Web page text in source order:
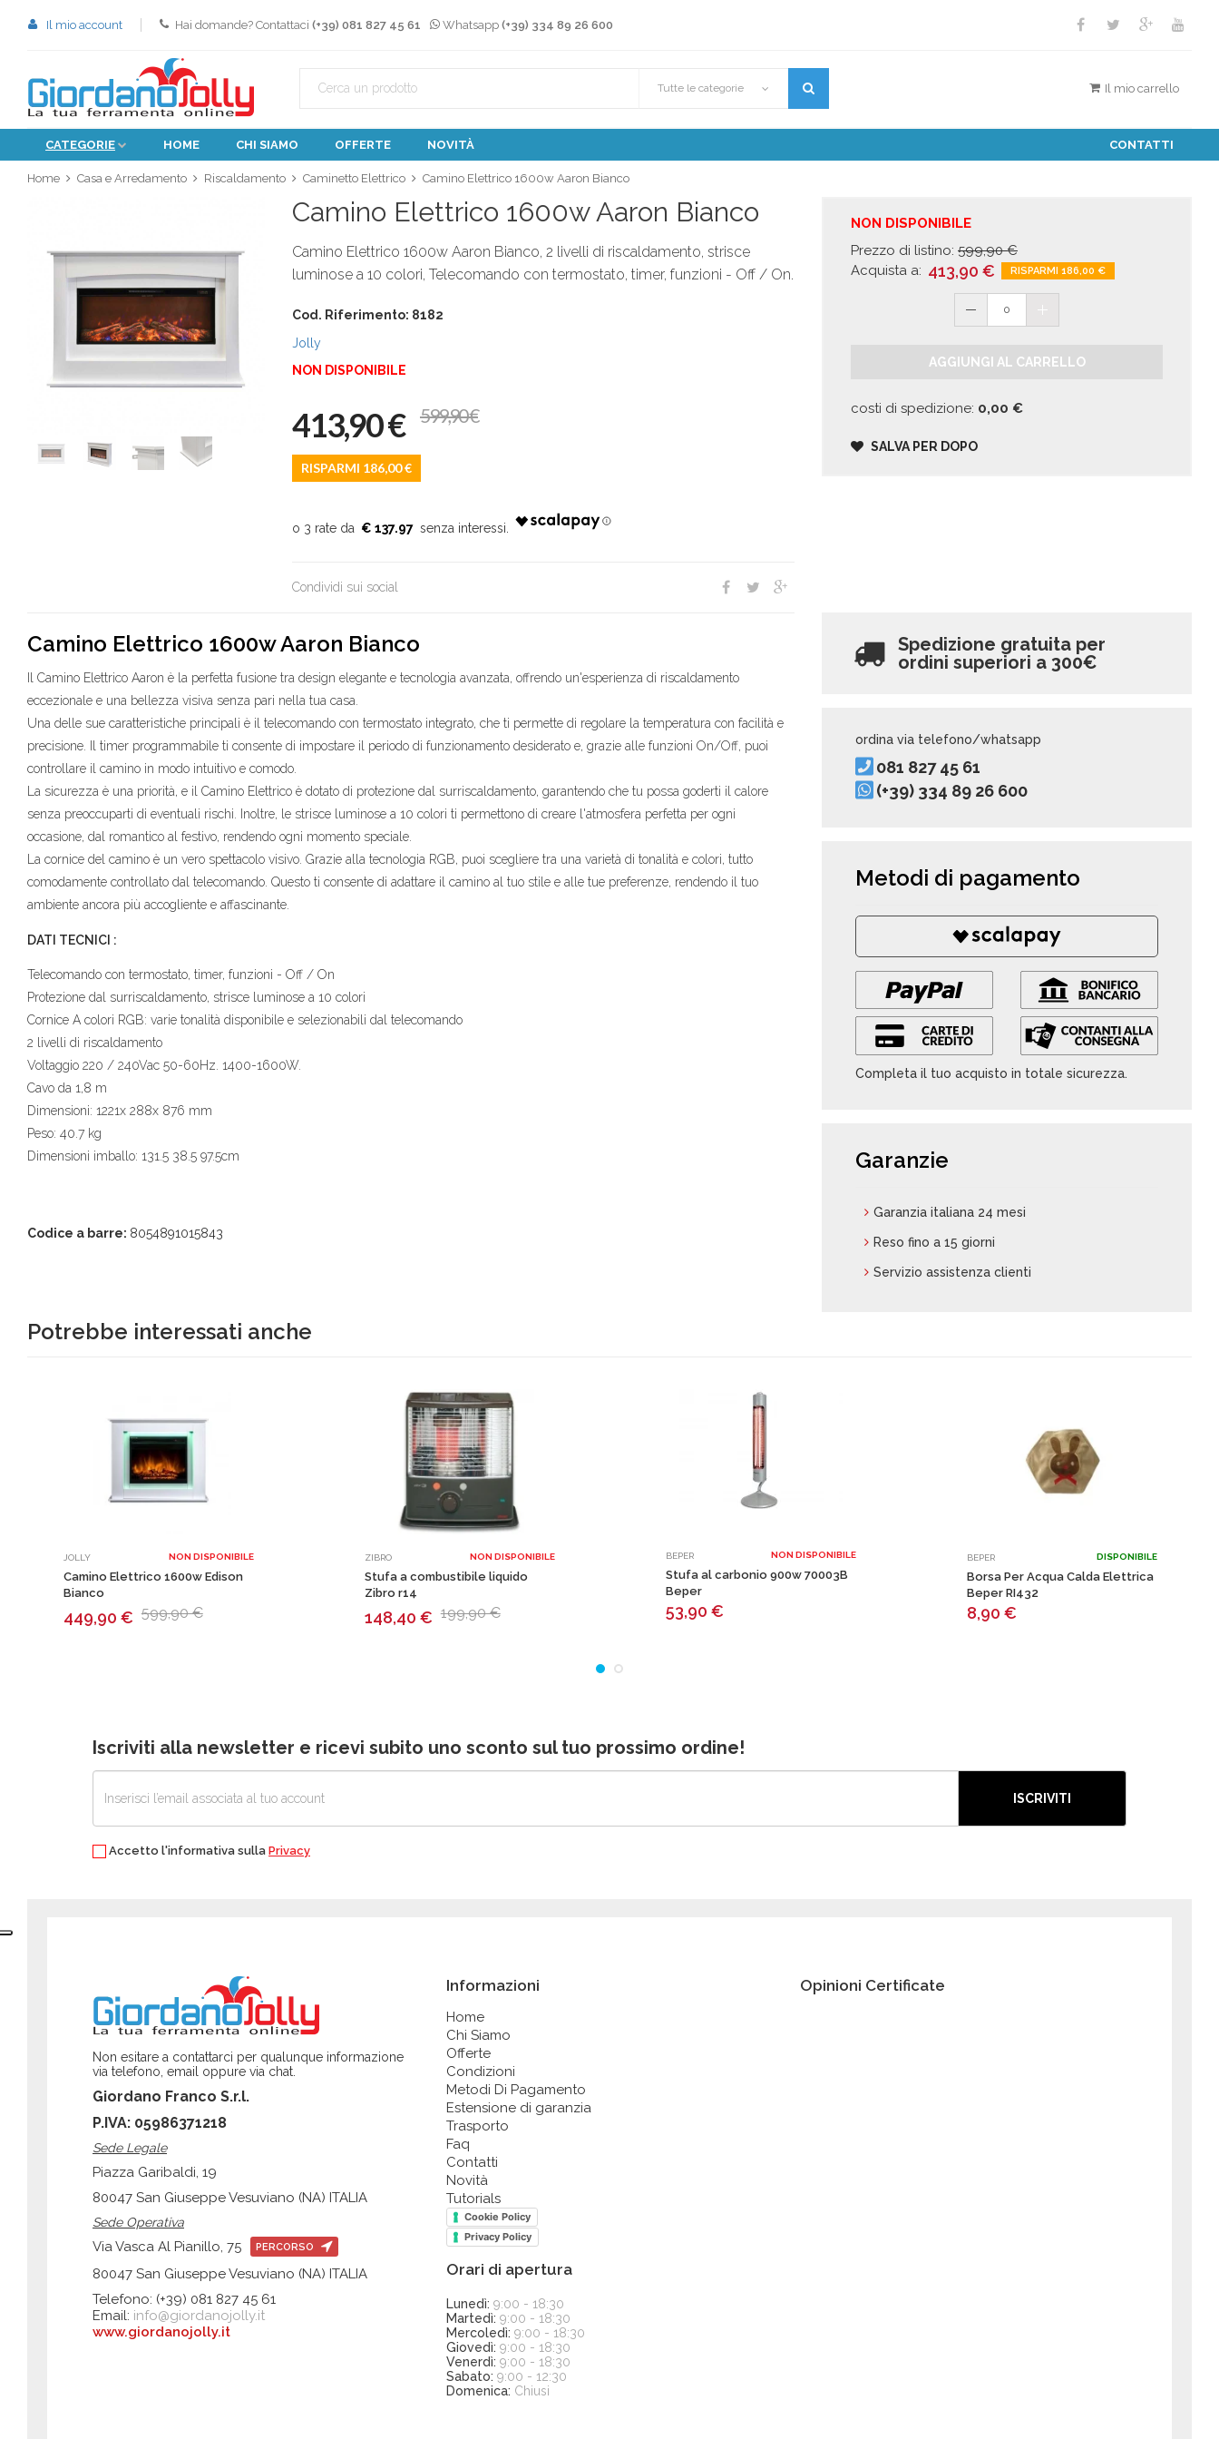
Il mio account Hai domande? Contattaci (+39) 081 827 45 61 Whatsapp (+39) 334 89 26 600
Tutte le categorie Il mio carrello
CATEGORIE HOME CHI SIAMO OFFERTE NOVITÀ CONTATTI
Home Casa e Arredamento Riscaldamento Caminetto Elettrico Camino Elettrico 1600w Aaron Bianco
Camino Elettrico 1600w Aaron Bianco
Camino Elettrico 1600w Aaron Bianco, 2 livelli di riscaldamento, strisce
luminose a 10 colori, Telecomando con termostato, timer, funzioni - Off / On.
Cod. Riferimento: 8182
Jolly
NON DISPONIBILE
413,90€ 599,90€
RISPARMI 186,00€
€ 137.97
Condividi sui social
NON DISPONIBILE
Prezzo di listino: 599,90€
Acquista a: 413,90 € RISPARMI 186,00 €
0
AGGIUNGI AL CARRELLO
costi di spedizione: 0,00 €
SALVA PER DOPO
Camino Elettrico 1600w Aaron Bianco
Il Camino Elettrico Aaron è la perfetta fusione tra design elegante e tecnologia avanzata, offrendo un'esperienza di riscaldamento
eccezionale e una bellezza visiva senza pari nella tua casa.
Una delle sue caratteristiche principali è il telecomando con termostato integrato, che ti permette di regolare la temperatura con facilità e
precisione. Il timer programmabile ti consente di impostare il periodo di funzionamento desiderato e, grazie alle funzioni On/Off, puoi
controllare il camino in modo intuitivo e comodo.
La sicurezza è una priorità, e il Camino Elettrico è dotato di protezione dal surriscaldamento, garantendo che tu possa goderti il calore
senza preoccuparti di eventuali rischi. Inoltre, le strisce luminose a 10 colori ti permettono di creare l'atmosfera perfetta per ogni
occasione, dal romantico al festivo, rendendo ogni momento speciale.
La cornice del camino è un vero spettacolo visivo. Grazie alla tecnologia RGB, puoi scegliere tra una varietà di tonalità e colori, tutto
comodamente controllato dal telecomando. Questo ti consente di adattare il camino al tuo stile e alle tue preferenze, rendendo il tuo
ambiente ancora più accogliente e affascinante.
DATI TECNICI :
Telecomando con termostato, timer, funzioni - Off / On
Protezione dal surriscaldamento, strisce luminose a 10 colori
Cornice A colori RGB: varie tonalità disponibile e selezionabili dal telecomando
2 livelli di riscaldamento
Voltaggio 220 / 240Vac 50-60Hz. 1400-1600W.
Cavo da 1,8 m
Dimensioni: 1221x 288x 876 mm
Peso: 40.7 kg
Dimensioni imballo: 131.5 38.5 97.5cm
Codice a barre: 8054891015843
Spedizione gratuita per
ordini superiori a 300€
ordina via telefono/whatsapp
081 827 45 61
(+39) 334 89 26 600
Metodi di pagamento
Completa il tuo acquisto in totale sicurezza.
Garanzie
Garanzia italiana 24 mesi
Reso fino a 15 giorni
Servizio assistenza clienti
Potrebbe interessati anche
JOLLY NON DISPONIBILE
Camino Elettrico 1600w Edison
Bianco
449,90 € 599,90 €
ZIBRO NON DISPONIBILE
Stufa a combustibile liquido
Zibro r14
148,40 € 199,90 €
BEPER NON DISPONIBILE
Stufa al carbonio 900w 70003B
Beper
53,90 €
BEPER DISPONIBILE
Borsa Per Acqua Calda Elettrica
Beper RI432
8,90 €
Iscriviti alla newsletter e ricevi subito uno sconto sul tuo prossimo ordine!
ISCRIVITI
Accetto l'informativa sulla Privacy
Non esitare a contattarci per qualunque informazione
via telefono, email oppure via chat.
Giordano Franco S.r.l.
P.IVA: 05986371218
Sede Legale
Piazza Garibaldi, 19
80047 San Giuseppe Vesuviano (NA) ITALIA
Sede Operativa
Via Vasca Al Pianillo, 75 PERCORSO
80047 San Giuseppe Vesuviano (NA) ITALIA
Telefono: (+39) 081 827 45 61
Email: info@giordanojolly.it
www.giordanojolly.it
Informazioni
Home
Chi Siamo
Offerte
Condizioni
Metodi Di Pagamento
Estensione di garanzia
Trasporto
Faq
Contatti
Novità
Tutorials
Cookie Policy
Privacy Policy
Orari di apertura
Lunedì: 9:00 - 18:30
Martedì: 9:00 - 18:30
Mercoledì: 9:00 - 18:30
Giovedì: 9:00 - 18:30
Venerdì: 9:00 - 18:30
Sabato: 9:00 - 12:30
Domenica: Chiusi
Opinioni Certificate